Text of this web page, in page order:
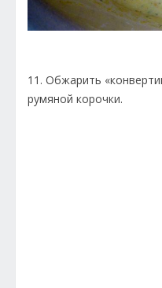
11. Обжарить
румяной корочки.